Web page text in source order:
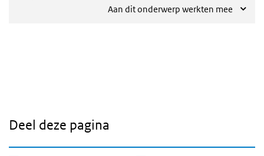
Aan dit onderwerp werkten mee
Deel deze pagina